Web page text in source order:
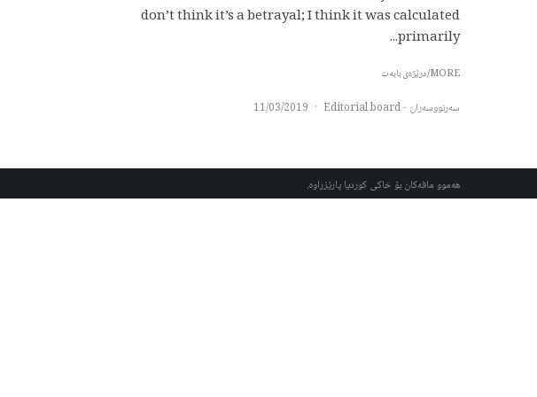
don’t think it’s a betrayal; I think it was calculated
primarily...
MORE/درێژەی بابەت
سەرنووسەران - Editorial board ·
11/03/2019
هەموو مافەکان بۆ خاکی کوردیا پارێزراوە.